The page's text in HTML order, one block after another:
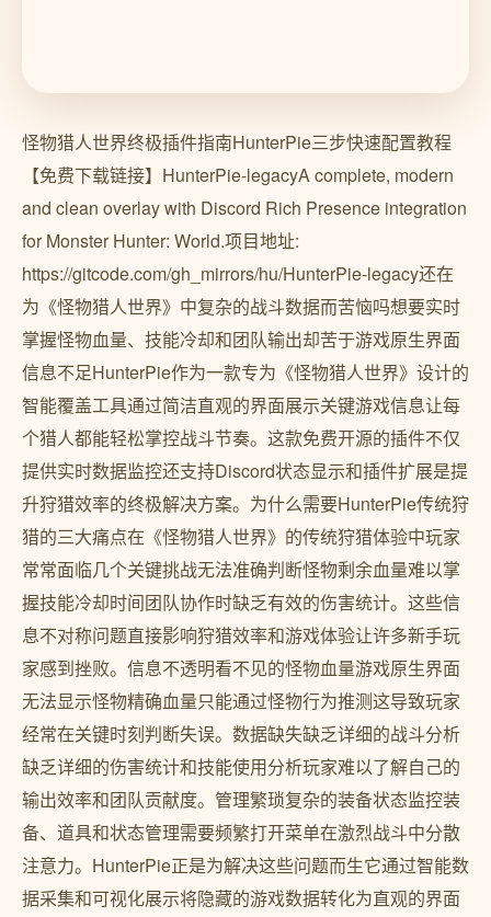
怪物猎人世界终极插件指南HunterPie三步快速配置教程
【免费下载链接】HunterPie-legacyA complete, modern
and clean overlay with Discord Rich Presence integration
for Monster Hunter: World.项目地址:
https://gitcode.com/gh_mirrors/hu/HunterPie-legacy还在
为《怪物猎人世界》中复杂的战斗数据而苦恼吗想要实时
掌握怪物血量、技能冷却和团队输出却苦于游戏原生界面
信息不足HunterPie作为一款专为《怪物猎人世界》设计的
智能覆盖工具通过简洁直观的界面展示关键游戏信息让每
个猎人都能轻松掌控战斗节奏。这款免费开源的插件不仅
提供实时数据监控还支持Discord状态显示和插件扩展是提
升狩猎效率的终极解决方案。为什么需要HunterPie传统狩
猎的三大痛点在《怪物猎人世界》的传统狩猎体验中玩家
常常面临几个关键挑战无法准确判断怪物剩余血量难以掌
握技能冷却时间团队协作时缺乏有效的伤害统计。这些信
息不对称问题直接影响狩猎效率和游戏体验让许多新手玩
家感到挫败。信息不透明看不见的怪物血量游戏原生界面
无法显示怪物精确血量只能通过怪物行为推测这导致玩家
经常在关键时刻判断失误。数据缺失缺乏详细的战斗分析
缺乏详细的伤害统计和技能使用分析玩家难以了解自己的
输出效率和团队贡献度。管理繁琐复杂的装备状态监控装
备、道具和状态管理需要频繁打开菜单在激烈战斗中分散
注意力。HunterPie正是为解决这些问题而生它通过智能数
据采集和可视化展示将隐藏的游戏数据转化为直观的界面